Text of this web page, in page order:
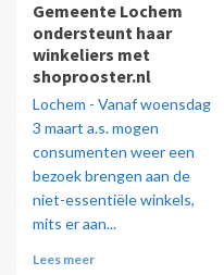
Gemeente Lochem
ondersteunt haar
winkeliers met
shoprooster.nl
Lochem - Vanaf woensdag
3 maart a.s. mogen
consumenten weer een
bezoek brengen aan de
niet-essentiële winkels,
mits er aan...
Lees meer